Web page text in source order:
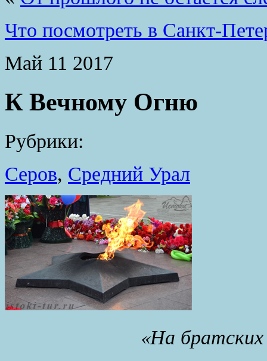
Что посмотреть в Санкт-
Май 11 2017
К Вечному Огню
Рубрики:
Серов, Средний Урал
«На